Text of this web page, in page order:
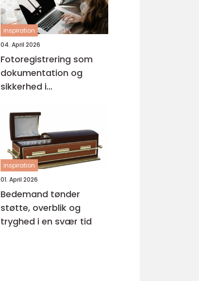
inspiration
04. April 2026
Fotoregistrering som
dokumentation og
sikkerhed i
inspiration
01. April 2026
Bedemand tønder
støtte, overblik og
tryghed i en svær tid